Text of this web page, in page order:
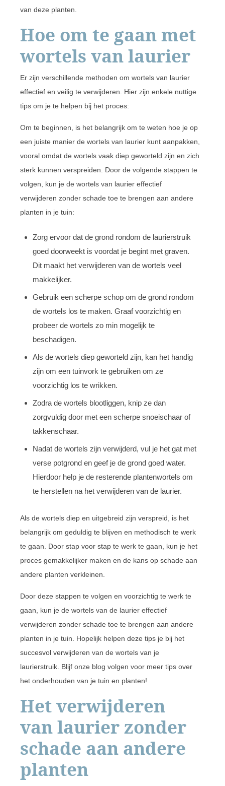
van deze planten.
Hoe om te gaan met
wortels van laurier
Er zijn verschillende methoden om wortels van laurier
effectief en veilig te verwijderen. Hier zijn enkele nuttige
tips om je te helpen bij het proces:
Om te beginnen, is het belangrijk om te weten hoe je op
een juiste manier de wortels van laurier kunt aanpakken,
vooral omdat de wortels vaak diep geworteld zijn en zich
sterk kunnen verspreiden. Door de volgende stappen te
volgen, kun je de wortels van laurier effectief
verwijderen zonder schade toe te brengen aan andere
planten in je tuin:
Zorg ervoor dat de grond rondom de laurierstruik
goed doorweekt is voordat je begint met graven.
Dit maakt het verwijderen van de wortels veel
makkelijker.
Gebruik een scherpe schop om de grond rondom
de wortels los te maken. Graaf voorzichtig en
probeer de wortels zo min mogelijk te
beschadigen.
Als de wortels diep geworteld zijn, kan het handig
zijn om een tuinvork te gebruiken om ze
voorzichtig los te wrikken.
Zodra de wortels blootliggen, knip ze dan
zorgvuldig door met een scherpe snoeischaar of
takkenschaar.
Nadat de wortels zijn verwijderd, vul je het gat met
verse potgrond en geef je de grond goed water.
Hierdoor help je de resterende plantenwortels om
te herstellen na het verwijderen van de laurier.
Als de wortels diep en uitgebreid zijn verspreid, is het
belangrijk om geduldig te blijven en methodisch te werk
te gaan. Door stap voor stap te werk te gaan, kun je het
proces gemakkelijker maken en de kans op schade aan
andere planten verkleinen.
Door deze stappen te volgen en voorzichtig te werk te
gaan, kun je de wortels van de laurier effectief
verwijderen zonder schade toe te brengen aan andere
planten in je tuin. Hopelijk helpen deze tips je bij het
succesvol verwijderen van de wortels van je
laurierstruik. Blijf onze blog volgen voor meer tips over
het onderhouden van je tuin en planten!
Het verwijderen
van laurier zonder
schade aan andere
planten